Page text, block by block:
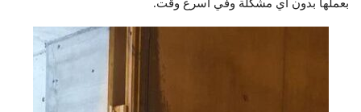
بعملها بدون اي مشكلة وفي اسرع وقت.